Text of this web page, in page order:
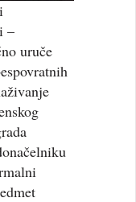
–
uruče